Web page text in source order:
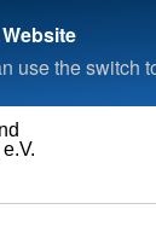
use the switch